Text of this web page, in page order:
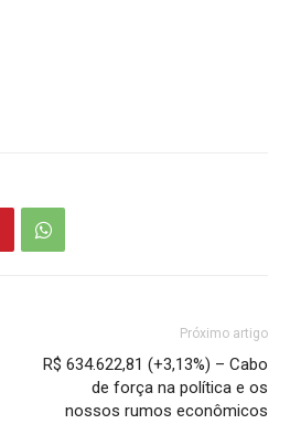
Próximo artigo
R$ 634.622,81 (+3,13%) – Cabo
de força na política e os
nossos rumos econômicos